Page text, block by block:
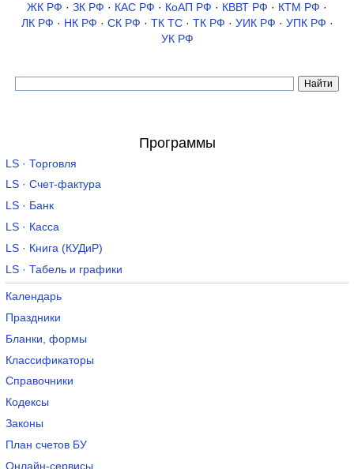
ЖК РФ · ЗК РФ · КАС РФ · КоАП РФ · КВВТ РФ · КТМ РФ ·
ЛК РФ · НК РФ · СК РФ · ТК TC· ТК РФ · УИК РФ · УПК РФ ·
УК РФ
Программы
LS · Торговля
LS · Счет-фактура
LS · Банк
LS · Касса
LS · Книга (КУДиР)
LS · Табель и графики
Календарь
Праздники
Бланки, формы
Классификаторы
Справочники
Кодексы
Законы
План счетов БУ
Онлайн-сервисы